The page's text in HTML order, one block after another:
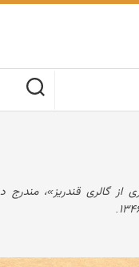
از گالری قندریز»، مندرج